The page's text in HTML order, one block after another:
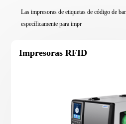
Las impresoras de etiquetas de código de
específicamente para impr
Impresoras RFID